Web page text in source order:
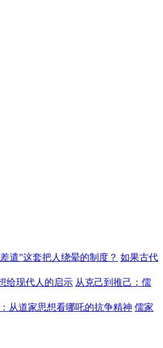
遣”这套把人绕晕的制度？ 如果古代
给现代人的启示 从克己到推己：儒
从道家思想看哪吒的抗争精神 儒家